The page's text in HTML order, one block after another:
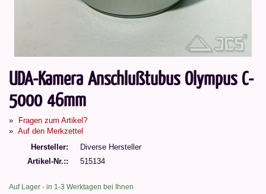
UDA-Kamera Anschlußtubus Olympus C-
5000 46mm
Fragen zum Artikel?
Auf den Merkzettel
Hersteller
Diverse Hersteller
Artikel-Nr.:
515134
Auf Lager - in 1-3 Werktagen bei Ihnen